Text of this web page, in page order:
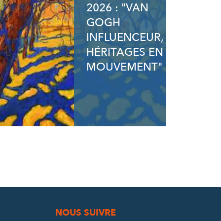
2026 : "VAN
GOGH
INFLUENCEUR,
HÉRITAGES EN
MOUVEMENT"
NOUS SUIVRE